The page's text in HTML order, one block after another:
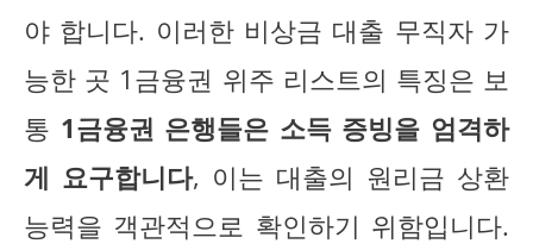
야 합니다. 이러한 비상금 대출 무직자 가
능한 곳 1금융권 위주 리스트의 특징은 보
통 1금융권 은행들은 소득 증빙을 엄격하
게 요구합니다, 이는 대출의 원리금 상환
능력을 객관적으로 확인하기 위함입니다.